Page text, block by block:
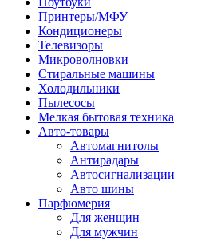
Принтеры/МФУ
Кондиционеры
Телевизоры
Микроволновки
Стиральные машины
Холодильники
Пылесосы
Мелкая бытовая техника
Авто-товары
Автомагнитолы
Антирадары
Автосигнализации
Авто шины
Парфюмерия
Для женщин
Для мужчин